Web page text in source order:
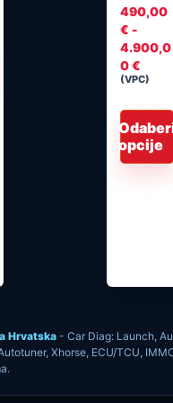
490,00
€ -
4.900,0
0€
cijena:
do
(VPC)
Odaberi
opcije
Hrvatska - Car Diag: Launch,
Xhorse, ECU/TCU,